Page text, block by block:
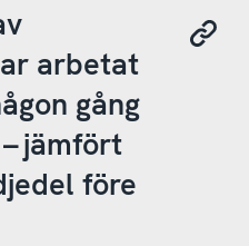
arbetat
gång
jämfört
före